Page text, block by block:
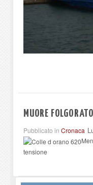
MUORE
Pubblicato in Cronaca
tensione